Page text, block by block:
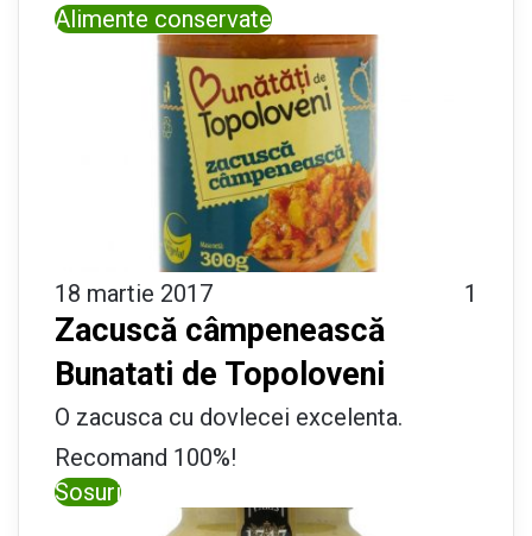
Alimente conservate
18 martie 2017 1
Zacuscă câmpenească
Bunatati de Topoloveni
O zacusca cu dovlecei excelenta.
Recomand 100%!
Sosuri